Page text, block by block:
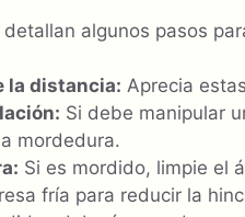
algunos pasos
la distancia: Aprecia
Si debe manipular
mordedura.
Si es mordido, limpie el
fría para reducir la